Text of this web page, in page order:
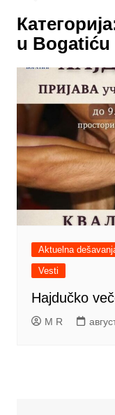
u Bogatiću
Aktuelna
Vesti
Hajdučko
M R